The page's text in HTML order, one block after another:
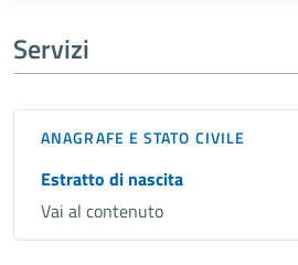
Servizi
ANAGRAFE E STATO CIVILE
Estratto di nascita
Vai al contenuto